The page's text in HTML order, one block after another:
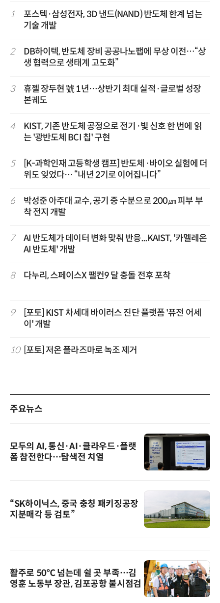
1
포스텍·삼성전자, 3D 낸드(NAND) 반도체 한계 넘는
기술 개발
2
DB하이텍, 반도체 장비 공공나노팹에 무상 이전…“상
생 협력으로 생태계 고도화”
3
휴젤 장두현 號 1년…상반기 최대 실적·글로벌 성장
본궤도
4
KIST, 기존 반도체 공정으로 전기·빛 신호 한 번에 읽
는 '광반도체 BCI 칩' 구현
5
[K-과학인재 고등학생 캠프] 반도체·바이오 실험에 더
위도 잊었다… “내년 2기로 이어집니다”
6
박성준 아주대 교수, 공기 중 수분으로 200㎛ 피부 부
착 전지 개발
7
AI 반도체가 데이터 변화 맞춰 반응...KAIST, '카멜레온
AI 반도체' 개발
8 다누리, 스페이스X 팰컨9 달 충돌 전후 포착
9
[포토] KIST 차세대 바이러스 진단 플랫폼 '퓨전 어세
이' 개발
10 [포토] 저온 플라즈마로 녹조 제거
주요뉴스
모두의 AI, 통신·AI·클라우드·플랫
폼 참전한다…탐색전 치열
“SK하이닉스, 중국 충칭 패키징공장
지분매각 등 검토”
활주로 50℃ 넘는데 쉴 곳 부족…김
영훈 노동부 장관, 김포공항 불시점검